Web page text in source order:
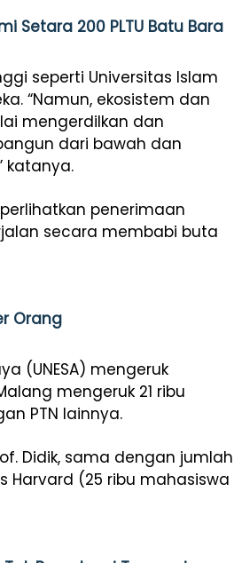
Setara 200 PLTU Batu Bara
seperti Universitas Islam
“Namun, ekosistem dan
mengerdilkan dan
dari bawah dan
katanya.
penerimaan
secara membabi buta
Orang
(UNESA) mengeruk
mengeruk 21 ribu
PTN lainnya.
Didik, sama dengan jumlah
Harvard (25 ribu mahasiswa